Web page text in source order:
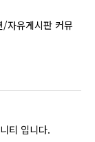
유게시판 커뮤
티 입니다.